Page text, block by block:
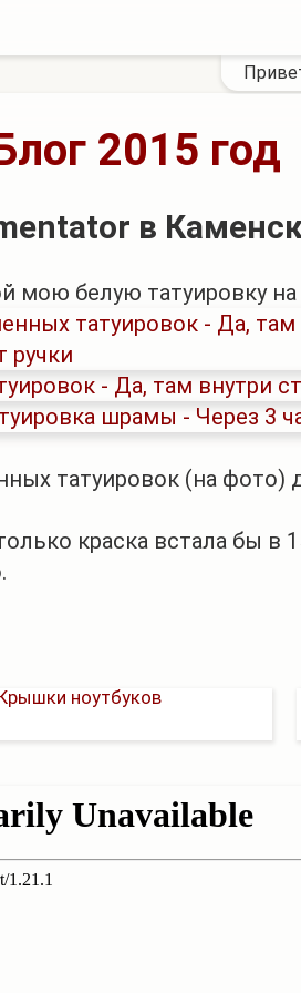
2015 год
в
мою белую татуировку на
татуировок (на фото)
краска встала бы в
ноутбуков